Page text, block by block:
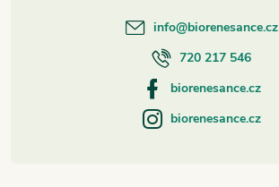
info@biorenesance.cz
720 217 546
biorenesance.cz
biorenesance.cz